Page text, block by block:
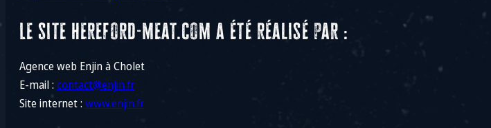
Le site hereford-meat.com a été réalisé par :
Agence web Enjin à Cholet
E-mail : contact@enjin.fr
Site internet : www.enjin.fr